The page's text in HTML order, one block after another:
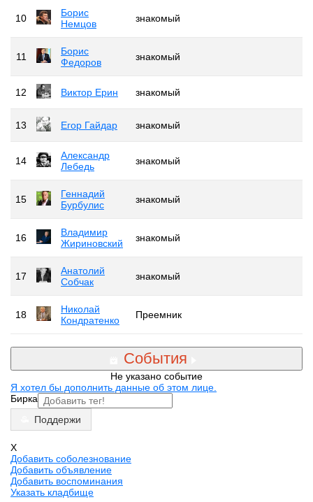
10
Бoриc
Heмцов
знакомый
11
Борис
Федоров
знакомый
12 Виктор Ерин знакомый
13 Егор Гайдар знакомый
14
Александр
Лебедь
знакомый
15
Геннадий
Бурбулис
знакомый
16
Владимир
Жириновский
знакомый
17
Анатолий
Собчак
знакомый
18
Николай
Кондратенко
Преемник
События
Не указано событие
Я хотел бы дополнить данные об этом лице.
Бирка
Поддержи
X
Добавить соболезнование
Добавить объявление
Добавить воспоминания
Указать кладбище